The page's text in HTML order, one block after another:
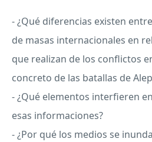
- ¿Qué diferencias existen
de masas internacionales en
que realizan de los conflictos
concreto de las batallas de
- ¿Qué elementos interfieren
esas informaciones?
- ¿Por qué los medios se